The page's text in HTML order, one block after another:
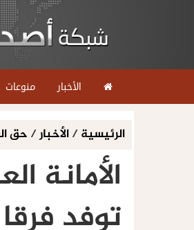
الأخبار منوعات
الرئيسية/الأخبار/ حق
الأمانة
توفد